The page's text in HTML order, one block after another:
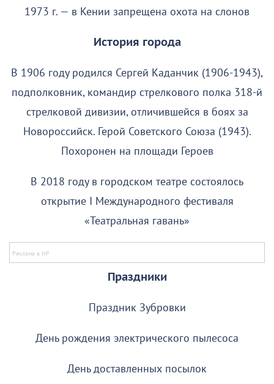
1973 г. — в Кении запрещена охота на слонов
История города
В 1906 году родился Сергей Каданчик (1906-1943),
подполковник, командир стрелкового полка 318-й
стрелковой дивизии, отличившейся в боях за
Новороссийск. Герой Советского Союза (1943).
Похоронен на площади Героев
В 2018 году в городском театре состоялось
открытие I Международного фестиваля
«Театральная гавань»
Праздники
Праздник Зубровки
День рождения электрического пылесоса
День доставленных посылок